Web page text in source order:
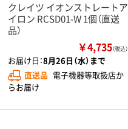
クレイツ イオンストレートア
イロン RCSD01-W 1個（直送
品）
￥4,735（税込）
お届け日：8月26日（水）まで
直送品 電子機器等取扱店か
らお届け